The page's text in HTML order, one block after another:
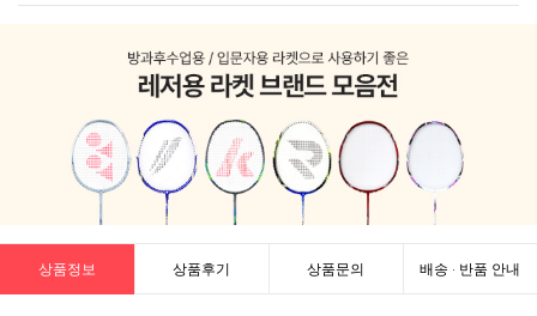
상품정보 상품후기 상품문의 배송 · 반품 안내